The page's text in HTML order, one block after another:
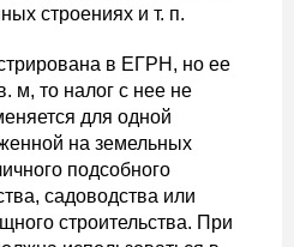
строениях и т. п.
в ЕГРН, но ее
м, то налог с нее не
для одной
на земельных
подсобного
садоводства или
строительства. При